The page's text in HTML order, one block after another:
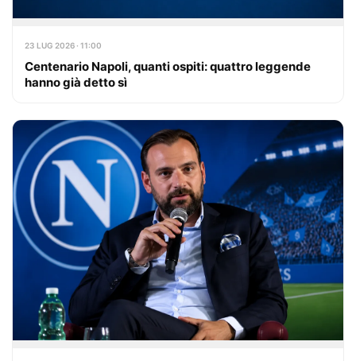
23 LUG 2026 · 11:00
Centenario Napoli, quanti ospiti: quattro leggende
hanno già detto sì